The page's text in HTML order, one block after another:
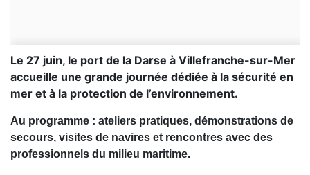
Le 27 juin, le port de la Darse à Villefranche-sur-Mer
accueille une grande journée dédiée à la sécurité en
mer et à la protection de l’environnement.
Au programme : ateliers pratiques, démonstrations de
secours, visites de navires et rencontres avec des
professionnels du milieu maritime.